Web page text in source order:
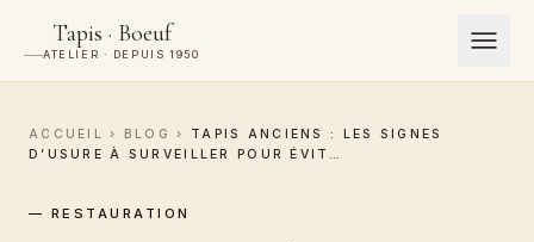
Tapis · Boeuf
ATELIER · DEPUIS 1950
ACCUEIL › BLOG ›
TAPIS ANCIENS : LES SIGNES
D’USURE À SURVEILLER POUR ÉVIT…
— RESTAURATION